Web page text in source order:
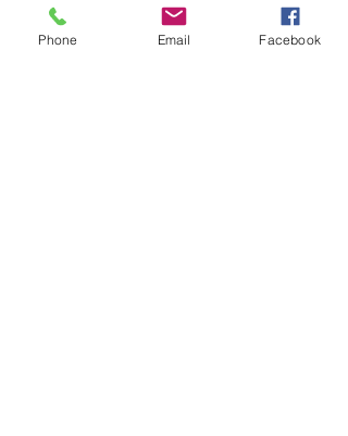
Phone Email Facebook